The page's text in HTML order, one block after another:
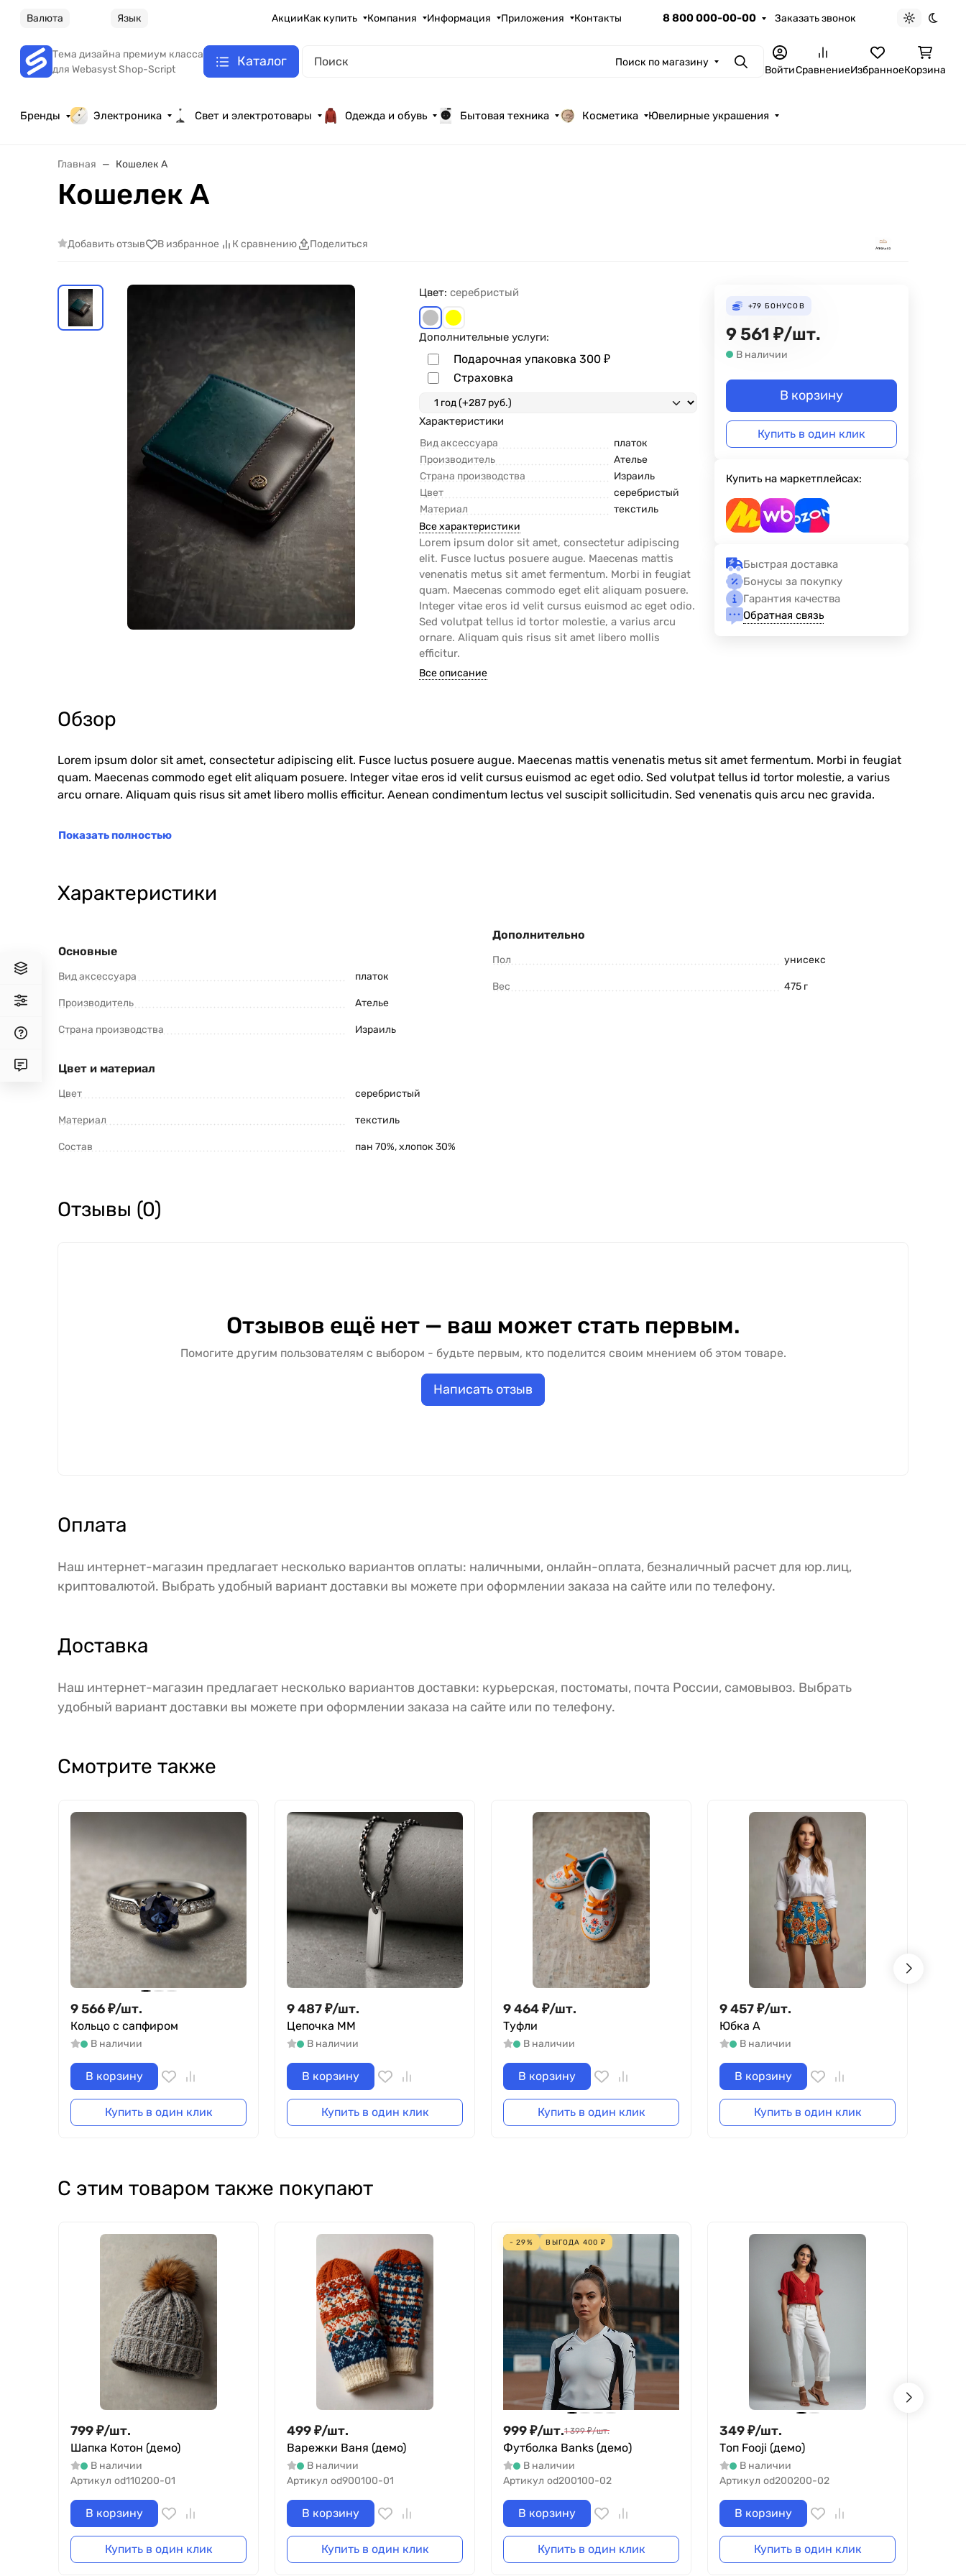
Валюта Язык АкцииКак купить Компания Информация Приложения Контакты 8 800 000-00-00 Заказать звонок
Светлая
Тема дизайна премиум класса
для Webasyst Shop-Script
Каталог Поиск по магазину ПоискВойтиСравнениеИзбранноеКорзина
Бренды Электроника Свет и электротовары Одежда и обувь Бытовая техника Косметика Ювелирные украшения
Главная Кошелек А
Кошелек А
Добавить отзыв В избранное К сравнению Поделиться
Цвет:серебристый
Дополнительные услуги:
Подарочная упаковка300 ₽
Страховка
Характеристики
Вид аксессуара
платок
Производитель
Ателье
Страна производства
Израиль
Цвет
серебристый
Материал
текстиль
Все характеристики
Lorem ipsum dolor sit amet, consectetur adipiscing
elit. Fusce luctus posuere augue. Maecenas mattis
venenatis metus sit amet fermentum. Morbi in feugiat
quam. Maecenas commodo eget elit aliquam posuere.
Integer vitae eros id velit cursus euismod ac eget odio.
Sed volutpat tellus id tortor molestie, a varius arcu
ornare. Aliquam quis risus sit amet libero mollis
efficitur.
Все описание
+79 БОНУСОВ
9 561 ₽/шт.
В наличии
В корзину
Купить в один клик
Купить на маркетплейсах:
Быстрая доставка
Бонусы за покупку
Гарантия качества
Обратная связь
Обзор
Lorem ipsum dolor sit amet, consectetur adipiscing elit. Fusce luctus posuere augue. Maecenas mattis venenatis metus sit amet fermentum. Morbi in feugiat
quam. Maecenas commodo eget elit aliquam posuere. Integer vitae eros id velit cursus euismod ac eget odio. Sed volutpat tellus id tortor molestie, a varius
arcu ornare. Aliquam quis risus sit amet libero mollis efficitur. Aenean condimentum lectus vel suscipit sollicitudin. Sed venenatis quis arcu nec gravida.
Показать полностью
Характеристики
Основные
Вид аксессуара платок
Производитель Ателье
Страна производства Израиль
Цвет и материал
Цвет серебристый
Материал текстиль
Состав пан 70%, хлопок 30%
Дополнительно
Пол унисекс
Вес 475 г
Отзывы (0)
Отзывов ещё нет — ваш может стать первым.
Помогите другим пользователям с выбором - будьте первым, кто поделится своим мнением об этом товаре.
Написать отзыв
Оплата
Наш интернет-магазин предлагает несколько вариантов оплаты: наличными, онлайн-оплата, безналичный расчет для юр.лиц,
криптовалютой. Выбрать удобный вариант доставки вы можете при оформлении заказа на сайте или по телефону.
Доставка
Наш интернет-магазин предлагает несколько вариантов доставки: курьерская, постоматы, почта России, самовывоз. Выбрать
удобный вариант доставки вы можете при оформлении заказа на сайте или по телефону.
Смотрите также
9 566₽/шт.
Кольцо с сапфиром
В наличии
В корзину
Купить в один клик
9 487₽/шт.
Цепочка ММ
В наличии
В корзину
Купить в один клик
9 464₽/шт.
Туфли
В наличии
В корзину
Купить в один клик
9 457₽/шт.
Юбка А
В наличии
В корзину
Купить в один клик
С этим товаром также покупают
799₽/шт.
Шапка Котон (демо)
В наличии
Артикул od110200-01
В корзину
Купить в один клик
499₽/шт.
Варежки Ваня (демо)
В наличии
Артикул od900100-01
В корзину
Купить в один клик
- 29% ВЫГОДА 400 ₽
999₽/шт.1 399 ₽/шт.
Футболка Banks (демо)
В наличии
Артикул od200100-02
В корзину
Купить в один клик
349₽/шт.
Топ Fooji (демо)
В наличии
Артикул od200200-02
В корзину
Купить в один клик